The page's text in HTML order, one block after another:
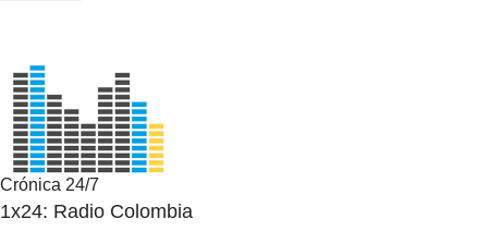
Crónica 24/7
1x24: Radio Colombia